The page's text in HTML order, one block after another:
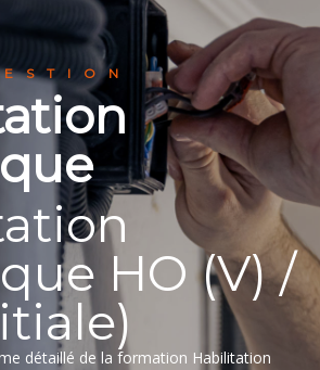
HO (V) /
détaillé de la formation Habilitation